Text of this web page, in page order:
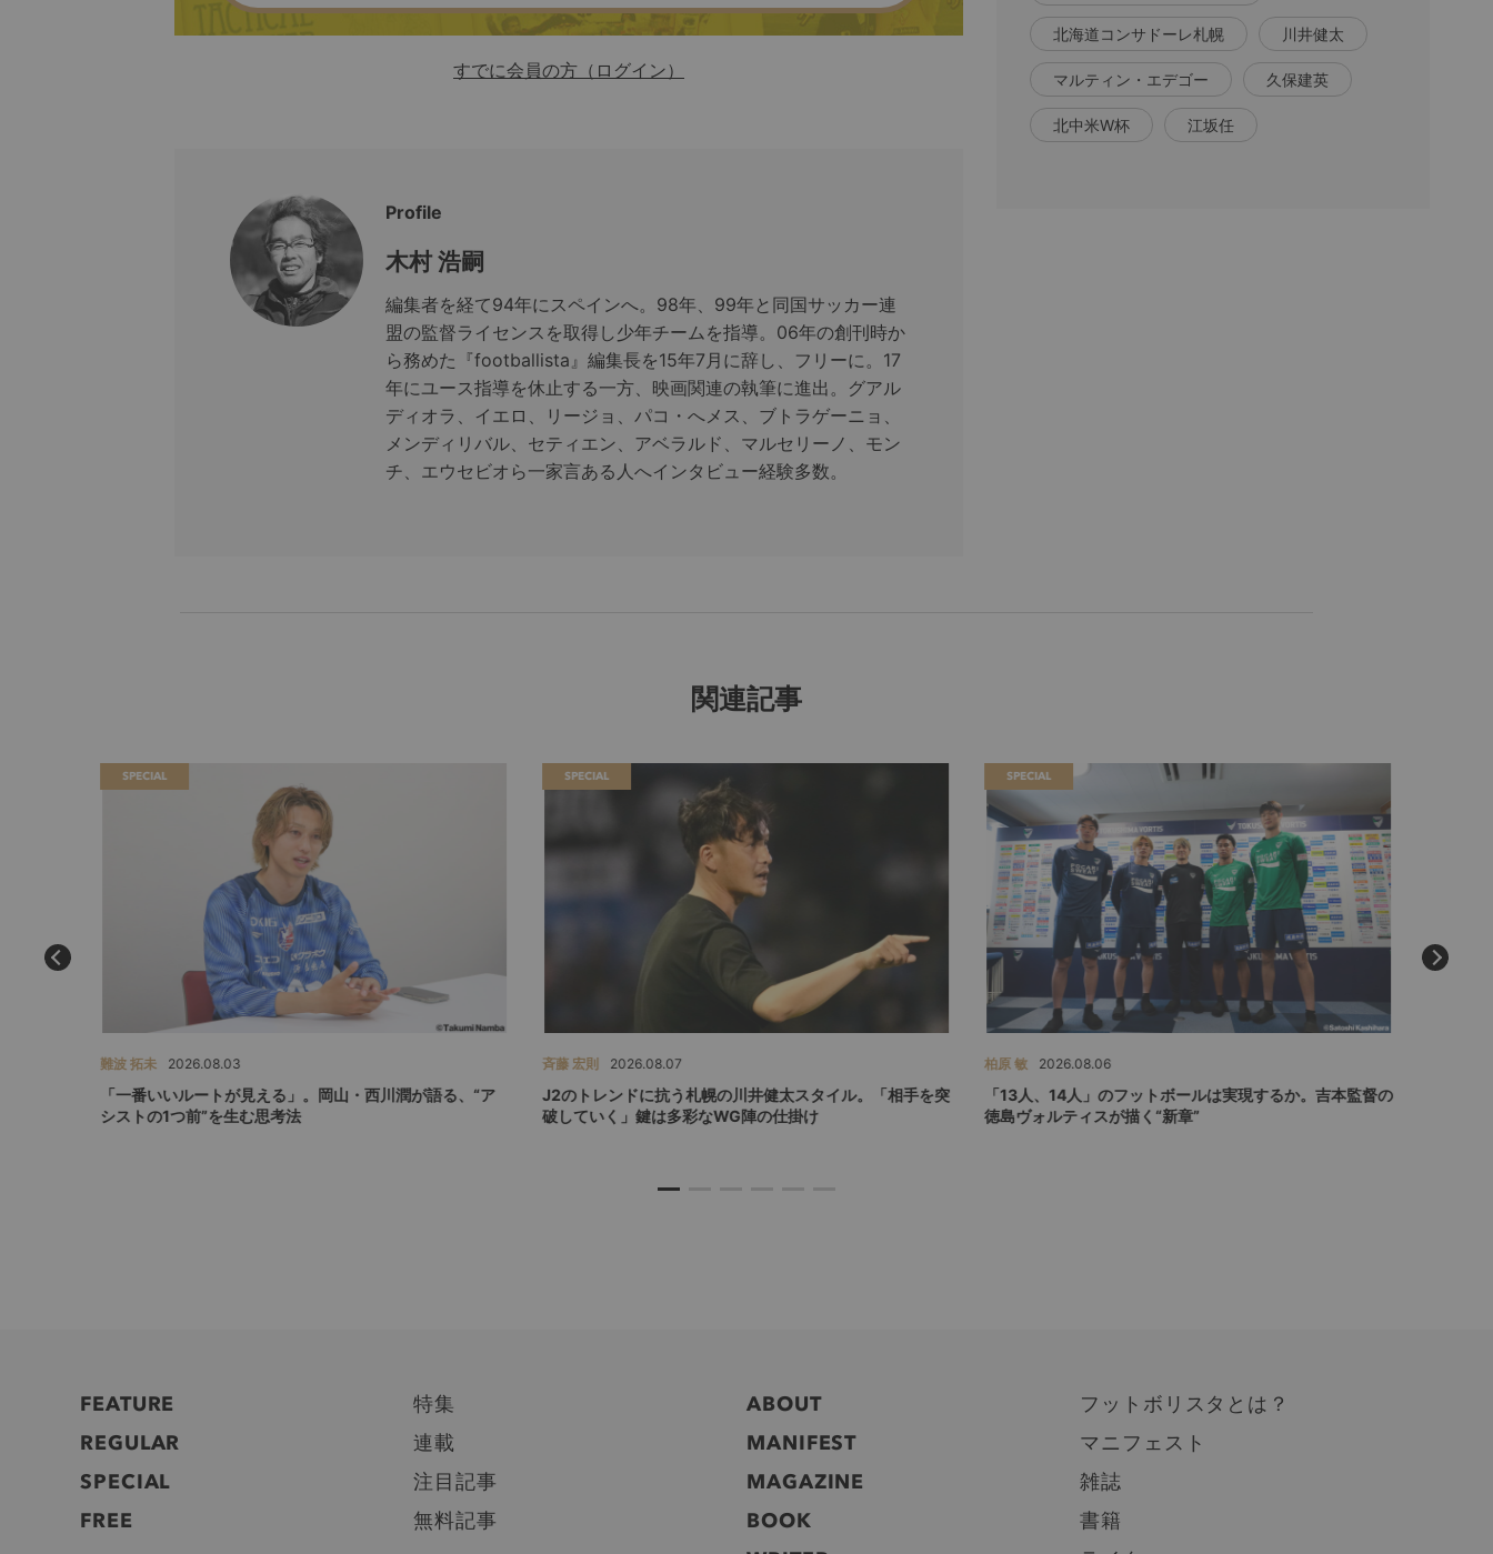
すでに会員の方（ログイン）
Profile
木村 浩嗣
編集者を経て94年にスペインへ。98年、99年と同国サッカー連
盟の監督ライセンスを取得し少年チームを指導。06年の創刊時か
ら務めた『footballista』編集長を15年7月に辞し、フリーに。17
年にユース指導を休止する一方、映画関連の執筆に進出。グアル
ディオラ、イエロ、リージョ、パコ・へメス、ブトラゲーニョ、
メンディリバル、セティエン、アベラルド、マルセリーノ、モン
チ、エウセビオら一家言ある人へインタビュー経験多数。
北海道コンサドーレ札幌 川井健太
マルティン・エデゴー 久保建英
北中米W杯 江坂任
関連記事
SPECIAL
難波 拓未 2026.08.03
「一番いいルートが見える」。岡山・西川潤が語る、“ア
シストの1つ前”を生む思考法
SPECIAL
斉藤 宏則 2026.08.07
J2のトレンドに抗う札幌の川井健太スタイル。「相手を突
破していく」鍵は多彩なWG陣の仕掛け
SPECIAL
柏原 敏 2026.08.06
「13人、14人」のフットボールは実現するか。吉本監督の
徳島ヴォルティスが描く“新章”
FEATURE
特集
REGULAR
連載
SPECIAL
注目記事
FREE
無料記事
ABOUT
フットボリスタとは？
MANIFEST
マニフェスト
MAGAZINE
雑誌
BOOK
書籍